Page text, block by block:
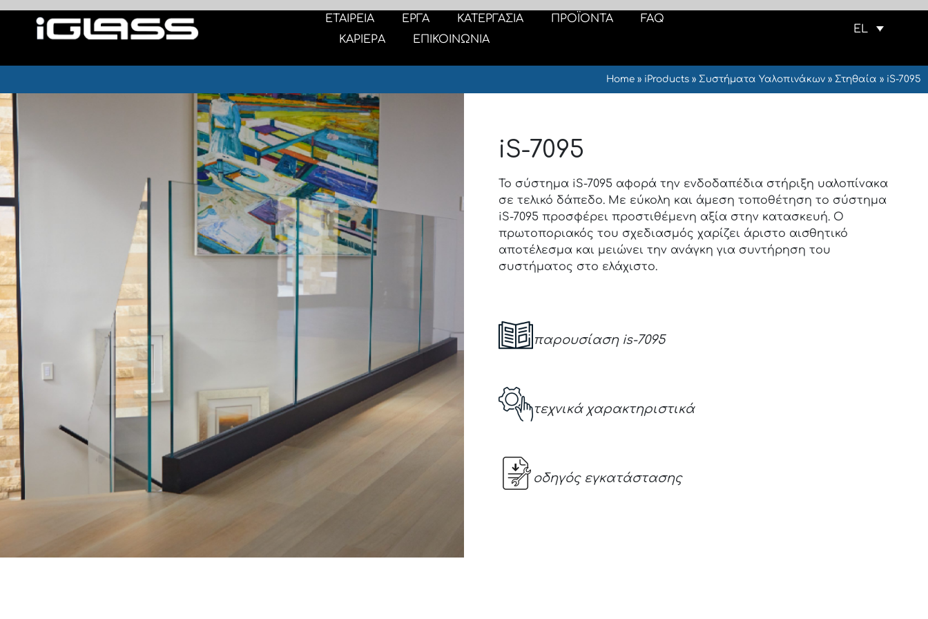
ΕΤΑΙΡΕΙΑ ΕΡΓΑ ΚΑΤΕΡΓΑΣΙΑ ΠΡΟΪΟΝΤΑ
FAQ
ΚΑΡΙΕΡΑ
ΕΠΙΚΟΙΝΩΝΙΑ
EL
Home» iProducts» Συστήματα Υαλοπινάκων» Στηθαία » iS-7095
iS-7095
Το σύστημα iS-7095 αφορά την ενδοδαπέδια στήριξη υαλοπίνακα
σε τελικό δάπεδο. Με εύκολη και άμεση τοποθέτηση το σύστημα
iS-7095 προσφέρει προστιθέμενη αξία στην κατασκευή. Ο
πρωτοποριακός του σχεδιασμός χαρίζει άριστο αισθητικό
αποτέλεσμα και μειώνει την ανάγκη για συντήρηση του
συστήματος στο ελάχιστο.
παρουσίαση is-7095
τεχνικά χαρακτηριστικά
οδηγός εγκατάστασης